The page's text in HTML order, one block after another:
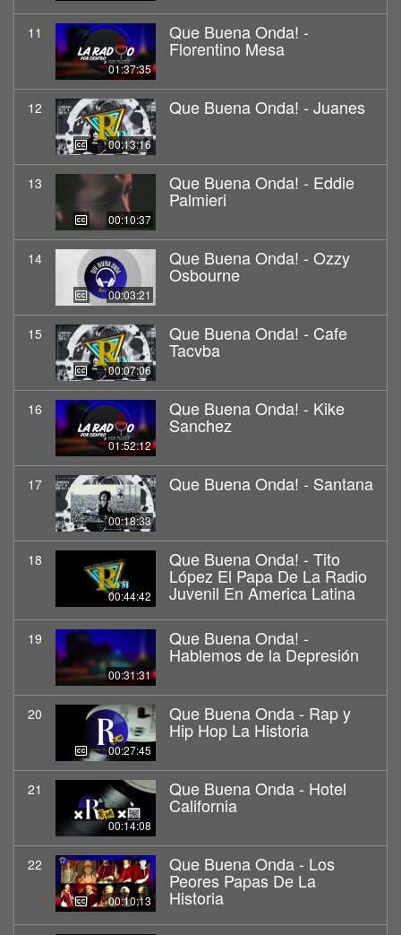
11
01:37:35
Que Buena Onda! -
Florentino Mesa
12
00:13:16
Que Buena Onda! - Juanes
13
00:10:37
Que Buena Onda! - Eddie
Palmieri
14
00:03:21
Que Buena Onda! - Ozzy
Osbourne
15
00:07:06
Que Buena Onda! - Cafe
Tacvba
16
01:52:12
Que Buena Onda! - Kike
Sanchez
17
00:18:33
Que Buena Onda! - Santana
18
00:44:42
Que Buena Onda! - Tito
López El Papa De La Radio
Juvenil En America Latina
19
00:31:31
Que Buena Onda! -
Hablemos de la Depresión
20
00:27:45
Que Buena Onda - Rap y
Hip Hop La Historia
21
00:14:08
Que Buena Onda - Hotel
California
22
00:10:13
Que Buena Onda - Los
Peores Papas De La
Historia